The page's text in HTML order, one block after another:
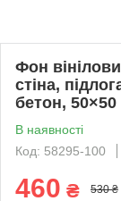
Фон
стіна,
бетон,
В наявності
Код: 58295-100
460 ₴ 530 ₴